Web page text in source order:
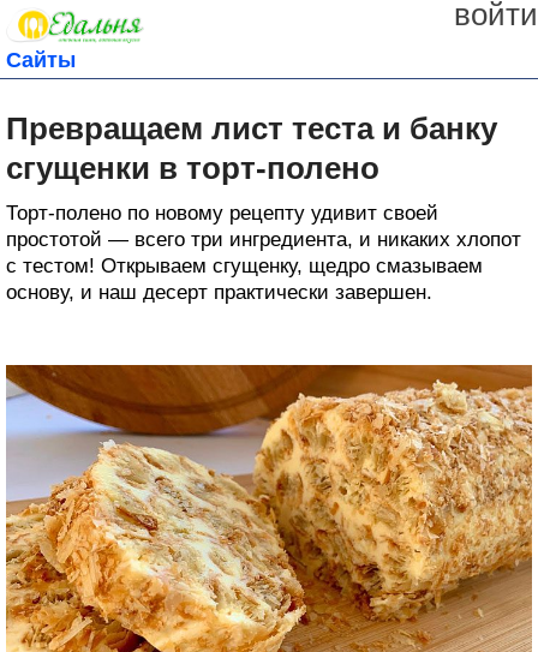
войти
Сайты
Превращаем лист теста и банку
сгущенки в торт-полено
Торт-полено по новому рецепту удивит своей
простотой — всего три ингредиента, и никаких хлопот
с тестом! Открываем сгущенку, щедро смазываем
основу, и наш десерт практически завершен.